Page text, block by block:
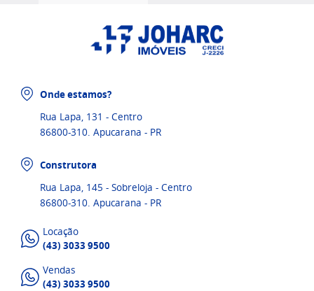
Onde estamos?
Rua Lapa, 131 - Centro
86800-310. Apucarana - PR
Construtora
Rua Lapa, 145 - Sobreloja - Centro
86800-310. Apucarana - PR
Locação
(43) 3033 9500
Vendas
(43) 3033 9500